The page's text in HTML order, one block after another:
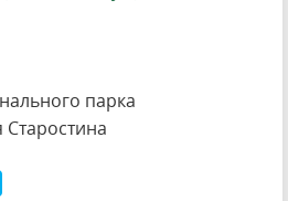
парка